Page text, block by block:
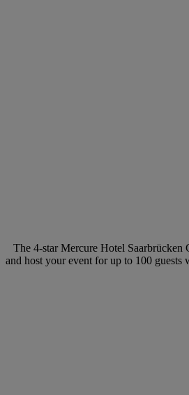
The 4-star Mercure Hotel
and host your event for up to 100